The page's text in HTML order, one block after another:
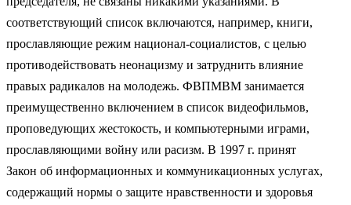
соответствующий список включаются, например, книги,
прославляющие режим национал-социалистов, с целью
противодействовать неонацизму и затруднить влияние
правых радикалов на молодежь. ФВПМВМ занимается
преимущественно включением в список видеофильмов,
проповедующих жестокость, и компьютерными играми,
прославляющими войну или расизм. В 1997 г. принят
Закон об информационных и коммуникационных услугах,
содержащий нормы о защите нравственности и здоровья